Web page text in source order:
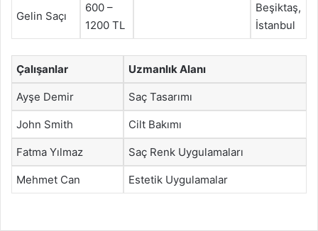
Gelin Saçı
600 –
1200 TL
Beşiktaş,
İstanbul
Çalışanlar Uzmanlık Alanı
Ayşe Demir Saç Tasarımı
John Smith Cilt Bakımı
Fatma Yılmaz Saç Renk Uygulamaları
Mehmet Can Estetik Uygulamalar